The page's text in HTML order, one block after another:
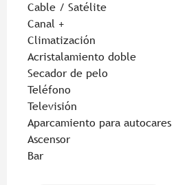
Cable / Satélite
Canal +
Climatización
Acristalamiento doble
Secador de pelo
Teléfono
Televisión
Aparcamiento para autocares
Ascensor
Bar